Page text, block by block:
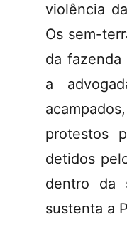
violência
Os sem-
da
a
protestos
detidos
dentro da
sustenta a